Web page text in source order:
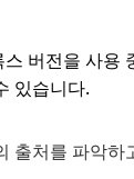
버전을 사용
있습니다.
출처를 파악하